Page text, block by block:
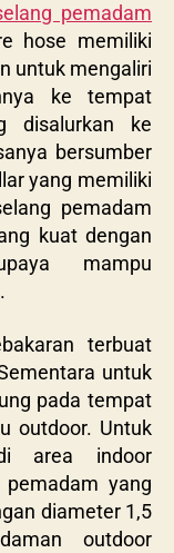
pemadam
hose memiliki
untuk mengaliri
ke tempat
disalurkan ke
bersumber
yang memiliki
pemadam
kuat dengan
mampu
terbuat
untuk
pada tempat
outdoor. Untuk
area indoor
yang
diameter 1,5
outdoor